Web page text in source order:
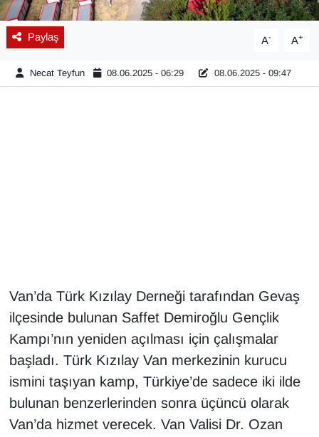
Paylaş A- A+
Necat Teyfun 08.06.2025 - 06:29 08.06.2025 - 09:47
Van’da Türk Kızılay Derneği tarafından Gevaş
ilçesinde bulunan Saffet Demiroğlu Gençlik
Kampı’nın yeniden açılması için çalışmalar
başladı. Türk Kızılay Van merkezinin kurucu
ismini taşıyan kamp, Türkiye’de sadece iki ilde
bulunan benzerlerinden sonra üçüncü olarak
Van’da hizmet verecek. Van Valisi Dr. Ozan
Eleman
En çok konuşulanlar
Kadın
Kamu Alımları
Kim Kimdir?